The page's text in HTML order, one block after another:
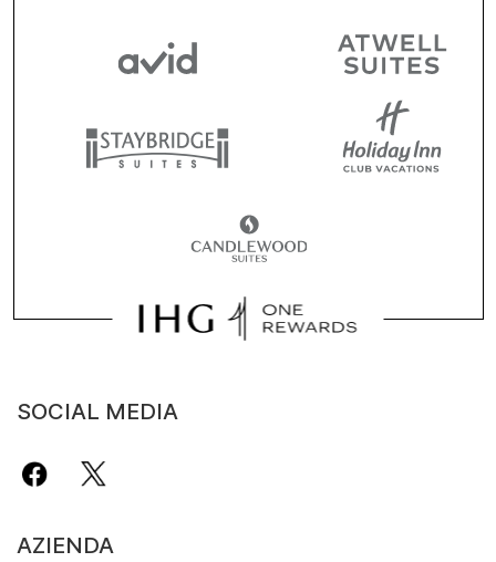
SOCIAL MEDIA
AZIENDA